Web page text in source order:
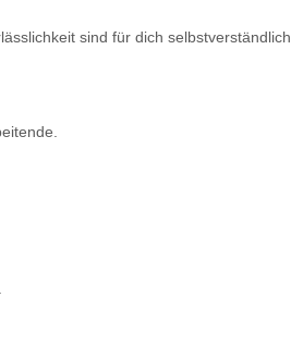
sind für dich selbstverständlich